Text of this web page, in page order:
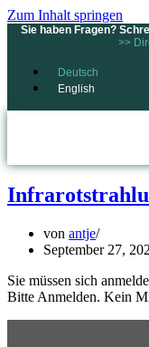
Zum Inhalt springen
Sie haben Fragen?
>>
Deutsch
English
von antje
September 27,
Sie müssen sich
Bitte Anmelden. Kein